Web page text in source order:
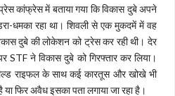
कांफ्रेस में बताया गया कि विकास दुबे अपने
धमका रहा था। शिवली से एक मुकदमें में वह
दुबे की लोकेशन को ट्रेस कर रही थी। देर
STF ने विकास दुबे को गिरफ्तार कर लिया।
राइफल के साथ कई कारतूस और खोखे भी
फिर अवैध इसका पता लगाया जा रहा है।